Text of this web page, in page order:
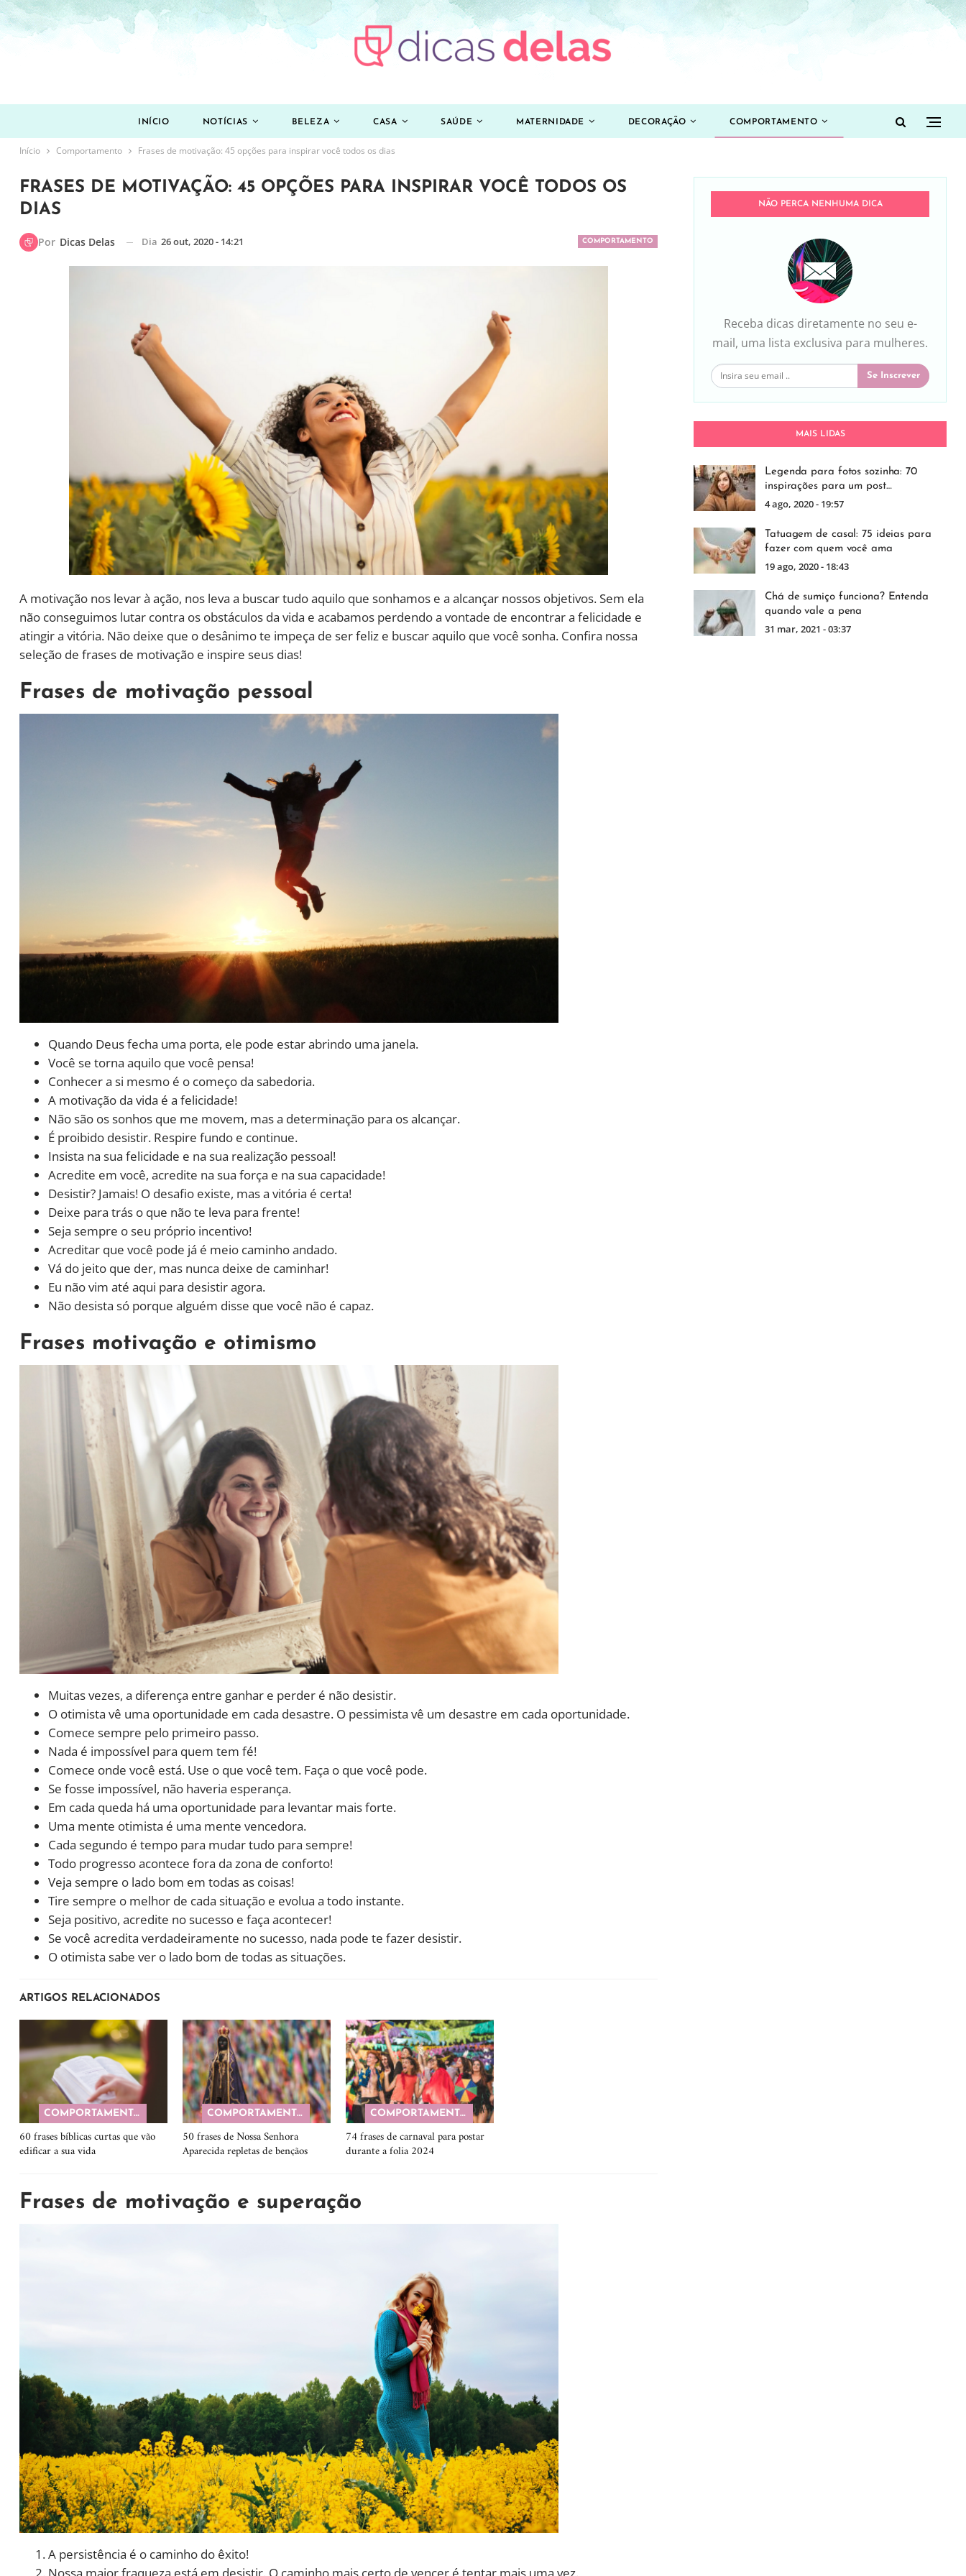
INÍCIO NOTÍCIAS BELEZA CASA SAÚDE MATERNIDADE DECORAÇÃO COMPORTAMENTO
Início Comportamento Frases de motivação: 45 opções para inspirar você todos os dias
FRASES DE MOTIVAÇÃO: 45 OPÇÕES PARA INSPIRAR VOCÊ TODOS OS
DIAS
COMPORTAMENTO
Por Dicas Delas Dia 26 out, 2020 - 14:21
A motivação nos levar à ação, nos leva a buscar tudo aquilo que sonhamos e a alcançar nossos objetivos. Sem ela
não conseguimos lutar contra os obstáculos da vida e acabamos perdendo a vontade de encontrar a felicidade e
atingir a vitória. Não deixe que o desânimo te impeça de ser feliz e buscar aquilo que você sonha. Confira nossa
seleção de frases de motivação e inspire seus dias!
Frases de motivação pessoal
Quando Deus fecha uma porta, ele pode estar abrindo uma janela.
Você se torna aquilo que você pensa!
Conhecer a si mesmo é o começo da sabedoria.
A motivação da vida é a felicidade!
Não são os sonhos que me movem, mas a determinação para os alcançar.
É proibido desistir. Respire fundo e continue.
Insista na sua felicidade e na sua realização pessoal!
Acredite em você, acredite na sua força e na sua capacidade!
Desistir? Jamais! O desafio existe, mas a vitória é certa!
Deixe para trás o que não te leva para frente!
Seja sempre o seu próprio incentivo!
Acreditar que você pode já é meio caminho andado.
Vá do jeito que der, mas nunca deixe de caminhar!
Eu não vim até aqui para desistir agora.
Não desista só porque alguém disse que você não é capaz.
Frases motivação e otimismo
Muitas vezes, a diferença entre ganhar e perder é não desistir.
O otimista vê uma oportunidade em cada desastre. O pessimista vê um desastre em cada oportunidade.
Comece sempre pelo primeiro passo.
Nada é impossível para quem tem fé!
Comece onde você está. Use o que você tem. Faça o que você pode.
Se fosse impossível, não haveria esperança.
Em cada queda há uma oportunidade para levantar mais forte.
Uma mente otimista é uma mente vencedora.
Cada segundo é tempo para mudar tudo para sempre!
Todo progresso acontece fora da zona de conforto!
Veja sempre o lado bom em todas as coisas!
Tire sempre o melhor de cada situação e evolua a todo instante.
Seja positivo, acredite no sucesso e faça acontecer!
Se você acredita verdadeiramente no sucesso, nada pode te fazer desistir.
O otimista sabe ver o lado bom de todas as situações.
ARTIGOS RELACIONADOS
COMPORTAMENTO
60 frases bíblicas curtas que vão
edificar a sua vida
COMPORTAMENTO
50 frases de Nossa Senhora
Aparecida repletas de bençãos
COMPORTAMENTO
74 frases de carnaval para postar
durante a folia 2024
Frases de motivação e superação
A persistência é o caminho do êxito!
NÃO PERCA NENHUMA DICA
Receba dicas diretamente no seu e-
mail, uma lista exclusiva para mulheres.
Se Inscrever
MAIS LIDAS
Legenda para fotos sozinha: 70
inspirações para um post…
4 ago, 2020 - 19:57
Tatuagem de casal: 75 ideias para
fazer com quem você ama
19 ago, 2020 - 18:43
Chá de sumiço funciona? Entenda
quando vale a pena
31 mar, 2021 - 03:37